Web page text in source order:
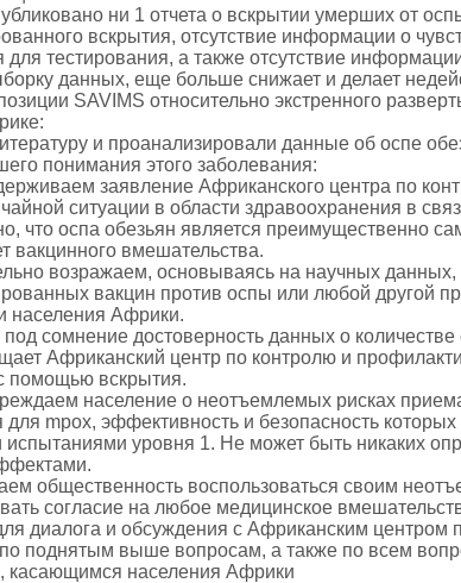
ни 1 отчета о вскрытии умерших от
вскрытия, отсутствие информации о
для тестирования, а также отсутствие
данных, еще больше снижает и делает
SAVIMS относительно экстренного
и проанализировали данные об оспе
понимания этого заболевания:
заявление Африканского центра по
ситуации в области здравоохранения в
что оспа обезьян является преимущественно
вакцинного вмешательства.
возражаем, основываясь на научных данных,
вакцин против оспы или любой другой
населения Африки.
сомнение достоверность данных о
Африканский центр по контролю и
помощью вскрытия.
население о неотъемлемых рисках
для mpox, эффективность и безопасность
испытаниями уровня 1. Не может быть никаких
общественность воспользоваться своим
согласие на любое медицинское
диалога и обсуждения с Африканским центром
поднятым выше вопросам, а также по всем
касающимся населения Африки